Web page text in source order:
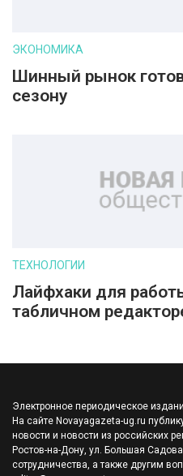
ЭКОНОМИКА
Шинный рынок
сезону
ТЕХНОЛОГИИ
Лайфхаки для
табличном
Электронное периодическое
На сайте Novayagazeta-ug.ru
новости и новости из российских
Ростов-на-Дону, ул. Большая
сотрудничества, а также другим